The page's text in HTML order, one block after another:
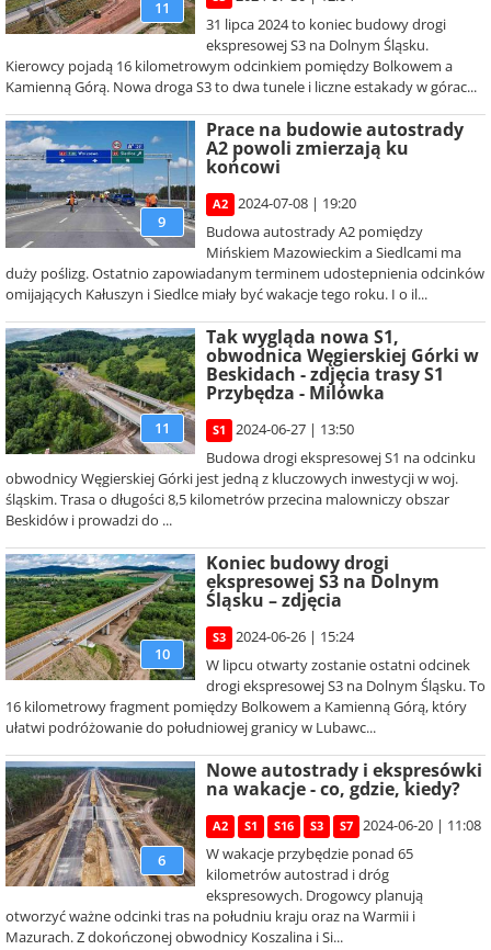
11
31 lipca 2024 to koniec budowy drogi
ekspresowej S3 na Dolnym Śląsku.
Kierowcy pojadą 16 kilometrowym odcinkiem pomiędzy Bolkowem a
Kamienną Górą. Nowa droga S3 to dwa tunele i liczne estakady w górac...
9
Prace na budowie autostrady
A2 powoli zmierzają ku
końcowi
A2
2024-07-08 | 19:20
Budowa autostrady A2 pomiędzy
Mińskiem Mazowieckim a Siedlcami ma
duży poślizg. Ostatnio zapowiadanym terminem udostepnienia odcinków
omijających Kałuszyn i Siedlce miały być wakacje tego roku. I o il...
11
Tak wygląda nowa S1,
obwodnica Węgierskiej Górki w
Beskidach - zdjęcia trasy S1
Przybędza - Milówka
S1
2024-06-27 | 13:50
Budowa drogi ekspresowej S1 na odcinku
obwodnicy Węgierskiej Górki jest jedną z kluczowych inwestycji w woj.
śląskim. Trasa o długości 8,5 kilometrów przecina malowniczy obszar
Beskidów i prowadzi do ...
10
Koniec budowy drogi
ekspresowej S3 na Dolnym
Śląsku – zdjęcia
S3
2024-06-26 | 15:24
W lipcu otwarty zostanie ostatni odcinek
drogi ekspresowej S3 na Dolnym Śląsku. To
16 kilometrowy fragment pomiędzy Bolkowem a Kamienną Górą, który
ułatwi podróżowanie do południowej granicy w Lubawc...
6
Nowe autostrady i ekspresówki
na wakacje - co, gdzie, kiedy?
A2 S1 S16 S3 S7
2024-06-20 | 11:08
W wakacje przybędzie ponad 65
kilometrów autostrad i dróg
ekspresowych. Drogowcy planują
otworzyć ważne odcinki tras na południu kraju oraz na Warmii i
Mazurach. Z dokończonej obwodnicy Koszalina i Si...